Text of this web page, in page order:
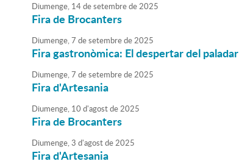
Diumenge, 14desetembrede2025
Fira de Brocanters
Diumenge,7 desetembrede2025
Fira gastronòmica: El despertar del paladar
Diumenge,7 desetembrede2025
Fira d'Artesania
Diumenge, 10 d'agostde2025
Fira de Brocanters
Diumenge,3 d'agostde2025
Fira d'Artesania